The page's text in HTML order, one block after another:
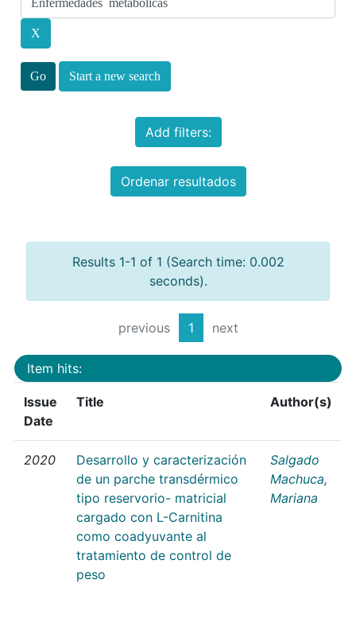
Start a new search
Add filters:
Ordenar resultados
Results 1-1 of 1 (Search time: 0.002
seconds).
previous 1 next
Item hits:
Issue
Date
Title Author(s)
2020
Desarrollo y caracterización
de un parche transdérmico
tipo reservorio- matricial
cargado con L-Carnitina
como coadyuvante al
tratamiento de control de
peso
Salgado
Machuca,
Mariana